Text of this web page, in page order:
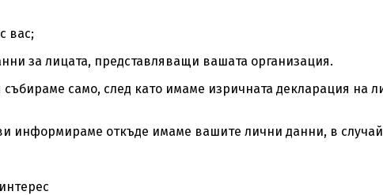
вас;
за лицата, представляващи вашата организация.
само, след като имаме изричната декларация на
информираме откъде имаме вашите лични данни, в